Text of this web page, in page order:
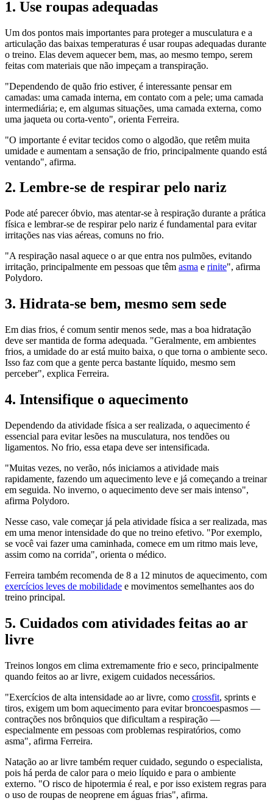
1. Use roupas adequadas
Um dos pontos mais importantes para proteger a musculatura e a
articulação das baixas temperaturas é usar roupas adequadas durante
o treino. Elas devem aquecer bem, mas, ao mesmo tempo, serem
feitas com materiais que não impeçam a transpiração.
"Dependendo de quão frio estiver, é interessante pensar em
camadas: uma camada interna, em contato com a pele; uma camada
intermediária; e, em algumas situações, uma camada externa, como
uma jaqueta ou corta-vento", orienta Ferreira.
"O importante é evitar tecidos como o algodão, que retêm muita
umidade e aumentam a sensação de frio, principalmente quando está
ventando", afirma.
2. Lembre-se de respirar pelo nariz
Pode até parecer óbvio, mas atentar-se à respiração durante a prática
física e lembrar-se de respirar pelo nariz é fundamental para evitar
irritações nas vias aéreas, comuns no frio.
"A respiração nasal aquece o ar que entra nos pulmões, evitando
irritação, principalmente em pessoas que têm asma e rinite", afirma
Polydoro.
3. Hidrata-se bem, mesmo sem sede
Em dias frios, é comum sentir menos sede, mas a boa hidratação
deve ser mantida de forma adequada. "Geralmente, em ambientes
frios, a umidade do ar está muito baixa, o que torna o ambiente seco.
Isso faz com que a gente perca bastante líquido, mesmo sem
perceber", explica Ferreira.
4. Intensifique o aquecimento
Dependendo da atividade física a ser realizada, o aquecimento é
essencial para evitar lesões na musculatura, nos tendões ou
ligamentos. No frio, essa etapa deve ser intensificada.
"Muitas vezes, no verão, nós iniciamos a atividade mais
rapidamente, fazendo um aquecimento leve e já começando a treinar
em seguida. No inverno, o aquecimento deve ser mais intenso",
afirma Polydoro.
Nesse caso, vale começar já pela atividade física a ser realizada, mas
em uma menor intensidade do que no treino efetivo. "Por exemplo,
se você vai fazer uma caminhada, comece em um ritmo mais leve,
assim como na corrida", orienta o médico.
Ferreira também recomenda de 8 a 12 minutos de aquecimento, com
exercícios leves de mobilidade e movimentos semelhantes aos do
treino principal.
5. Cuidados com atividades feitas ao ar
livre
Treinos longos em clima extremamente frio e seco, principalmente
quando feitos ao ar livre, exigem cuidados necessários.
"Exercícios de alta intensidade ao ar livre, como crossfit, sprints e
tiros, exigem um bom aquecimento para evitar broncoespasmos —
contrações nos brônquios que dificultam a respiração —
especialmente em pessoas com problemas respiratórios, como
asma", afirma Ferreira.
Natação ao ar livre também requer cuidado, segundo o especialista,
pois há perda de calor para o meio líquido e para o ambiente
externo. "O risco de hipotermia é real, e por isso existem regras para
o uso de roupas de neoprene em águas frias", afirma.